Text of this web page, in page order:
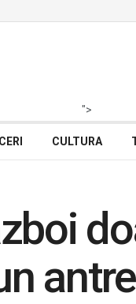
">
CULTURA